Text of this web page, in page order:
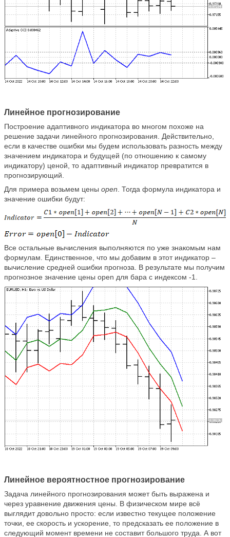
Линейное прогнозирование
Построение адаптивного индикатора во многом похоже на
решение задачи линейного прогнозирования. Действительно,
если в качестве ошибки мы будем использовать разность между
значением индикатора и будущей (по отношению к самому
индикатору) ценой, то адаптивный индикатор превратится в
прогнозирующий.
Для примера возьмем цены open . Тогда формула индикатора и
значение ошибки будут:
Все остальные вычисления выполняются по уже знакомым нам
формулам. Единственное, что мы добавим в этот индикатор –
вычисление средней ошибки прогноза. В результате мы получим
прогнозное значение цены open для бара с индексом -1.
Линейное вероятностное прогнозирование
Задача линейного прогнозирования может быть выражена и
через уравнение движения цены. В физическом мире всё
выглядит довольно просто: если известно текущее положение
точки, ее скорость и ускорение, то предсказать ее положение в
следующий момент времени не составит большого труда. А вот